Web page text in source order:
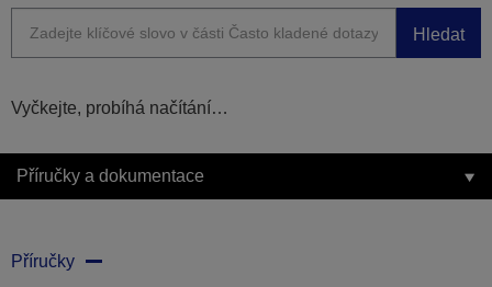
Hledat
Vyčkejte, probíhá načítání…
Příručky a dokumentace
Příručky